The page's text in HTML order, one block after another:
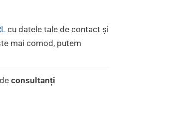
cu datele tale de contact și
mai comod, putem
consultanți